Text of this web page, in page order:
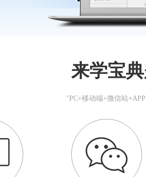
来学宝
"PC+移动端+微信站